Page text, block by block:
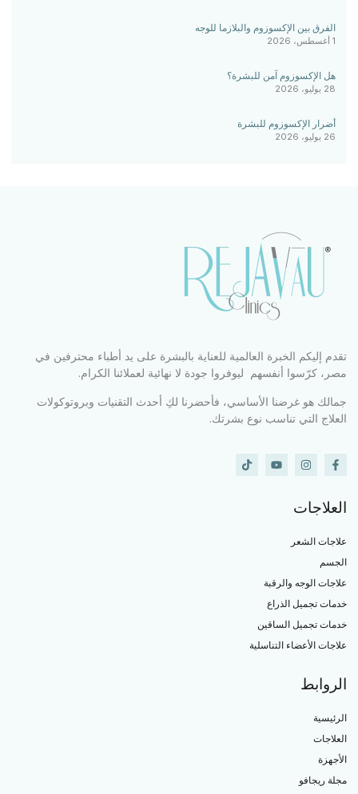
الفرق بين الإكسوزوم والبلازما للوجه
1 أغسطس، 2026
هل الإكسوزوم آمن للبشرة؟
28 يوليو، 2026
أضرار الإكسوزوم للبشرة
26 يوليو، 2026
تقدم إليكم الخبرة العالمية للعناية بالبشرة على يد أطباء محترفين في
مصر، كرّسوا أنفسهم ليوفروا جودة لا نهائية لعملائنا الكرام.
جمالك هو غرضنا الأساسي، فأحضرنا لكِ أحدث التقنيات وبروتوكولات
العلاج التي تناسب نوع بشرتك.
العلاجات
علاجات الشعر
الجسم
علاجات الوجه والرقبة
خدمات تجميل الذراع
خدمات تجميل الساقين
علاجات الأعضاء التناسلية
الروابط
الرئيسية
العلاجات
الأجهزة
مجلة ريجافو